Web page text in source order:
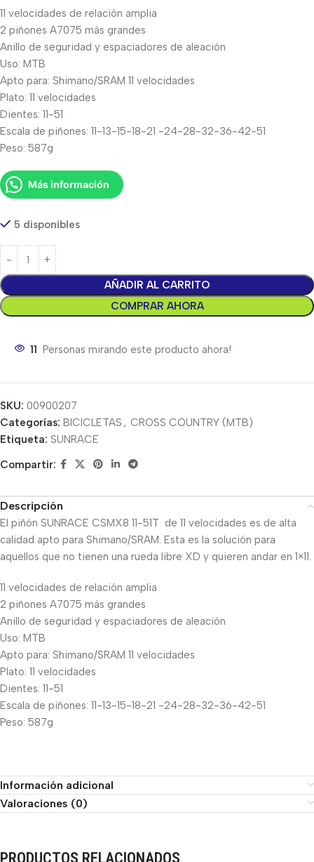
11 velocidades de relación amplia
2 piñones A7075 más grandes
Anillo de seguridad y espaciadores de aleación
Uso: MTB
Apto para: Shimano/SRAM 11 velocidades
Plato: 11 velocidades
Dientes: 11-51
Escala de piñones: 11-13-15-18-21 -24-28-32-36-42-51
Peso: 587g
Más información
5 disponibles
AÑADIR AL CARRITO
COMPRAR AHORA
11 Personas mirando este producto ahora!
SKU: 00900207
Categorías: BICICLETAS , CROSS COUNTRY (MTB)
Etiqueta: SUNRACE
Compartir:
Descripción
El piñón SUNRACE CSMX8 11-51T de 11 velocidades es de alta
calidad apto para Shimano/SRAM. Esta es la solución para
aquellos que no tienen una rueda libre XD y quieren andar en 1×11.
11 velocidades de relación amplia
2 piñones A7075 más grandes
Anillo de seguridad y espaciadores de aleación
Uso: MTB
Apto para: Shimano/SRAM 11 velocidades
Plato: 11 velocidades
Dientes: 11-51
Escala de piñones: 11-13-15-18-21 -24-28-32-36-42-51
Peso: 587g
Información adicional
Valoraciones (0)
PRODUCTOS RELACIONADOS